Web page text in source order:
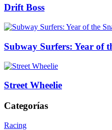
Drift Boss
Subway Surfers: Year of
Street Wheelie
Categorías
Racing